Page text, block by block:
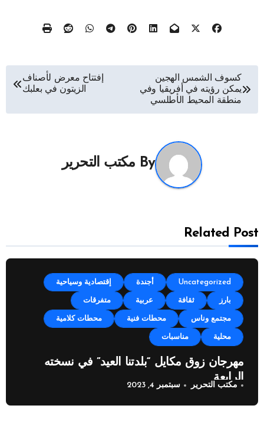
تصفّح
المقالات
كسوف الشمس الهجين
يمكن رؤيته في أفريقيا وفي
منطقة المحيط الأطلسي
إفتتاح معرض لأصناف
الزيتون في بعلبك
By مكتب التحرير
Related Post
Uncategorized أجندة إقتصادية وسياحية
بارز ثقافة عربية متفرقات
مجتمع وناس محطات فنية محطات كلامية
محلية مناسبات
مهرجان زوق مكايل “بلدتنا العيد” في نسخته
الرابعة
مكتب التحرير سبتمبر 4, 2023